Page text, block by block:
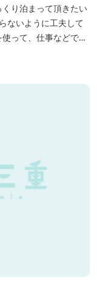
くり泊まって頂きたい
ないように工夫して
って、仕事などで連
ー様談。もし重なっ